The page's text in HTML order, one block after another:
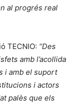
al progrés real
TECNIO: “Des
amb l’acollida
i amb el suport
i actors
palès que els